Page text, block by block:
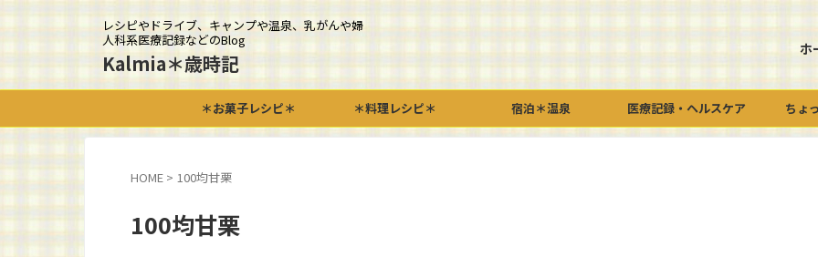
レシピやドライブ、キャンプや温泉、乳がんや婦
人科系医療記録などのBlog
Kalmia＊歳時記
ホ
＊お菓子レシピ＊ ＊料理レシピ＊ 宿泊＊温泉 医療記録・ヘルスケア ちょ
HOME > 100均甘栗
100均甘栗